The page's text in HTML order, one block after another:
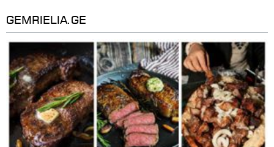
"გონებაში ვალაგებდი, ეს ამბავი
პირველად ვისთვის მეთქვა, ვის
უნდა ჩავექოლე“
GEMRIELIA.GE